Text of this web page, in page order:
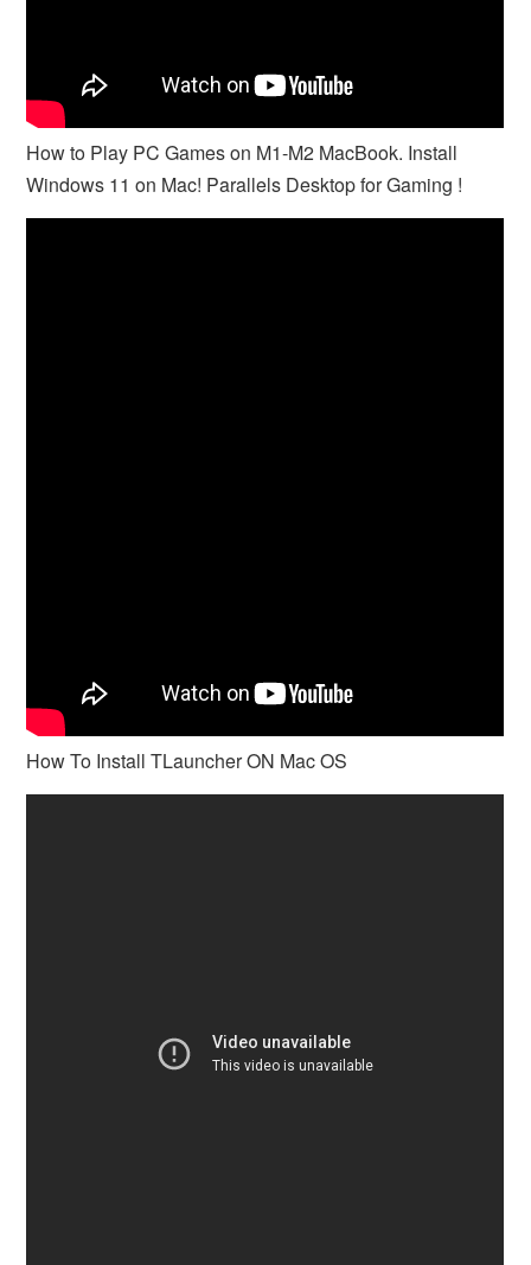
How to Play PC Games on M1-M2 MacBook. Install
Windows 11 on Mac! Parallels Desktop for Gaming !
How To Install TLauncher ON Mac OS